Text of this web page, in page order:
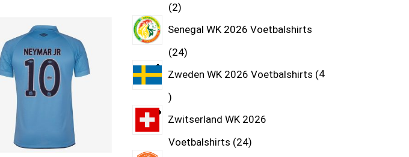
2
Senegal WK 2026 Voetbalshirts
24
Zweden WK 2026 Voetbalshirts 4
Zwitserland WK 2026
Voetbalshirts 24